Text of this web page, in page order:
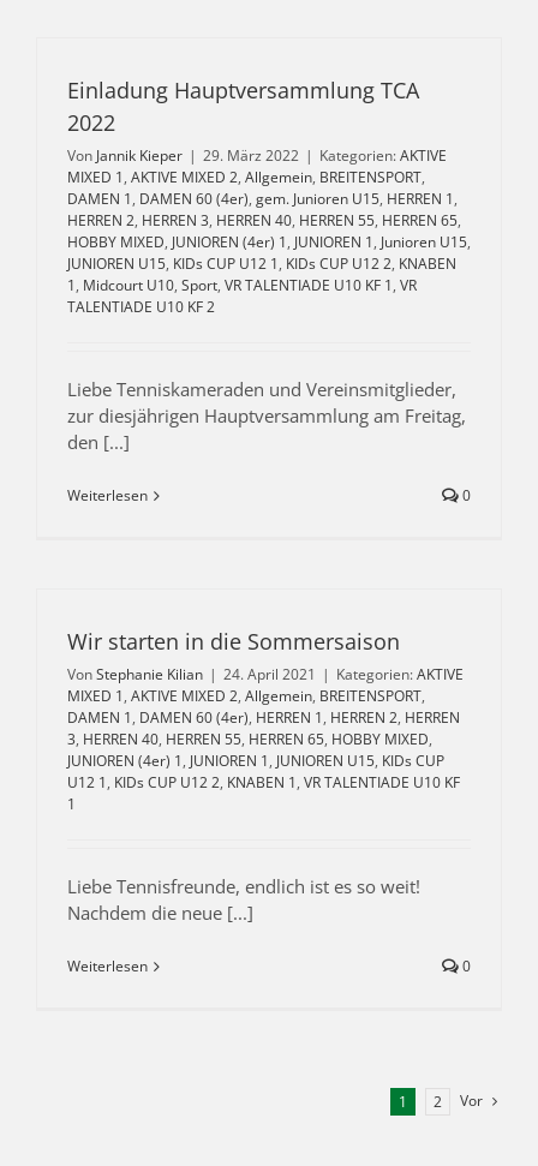
Einladung Hauptversammlung TCA
2022
Von Jannik Kieper | 29. März 2022 | Kategorien:AKTIVE
MIXED 1, AKTIVE MIXED 2, Allgemein, BREITENSPORT,
DAMEN 1, DAMEN 60 (4er), gem. Junioren U15, HERREN 1,
HERREN 2, HERREN 3, HERREN 40, HERREN 55, HERREN 65,
HOBBY MIXED, JUNIOREN (4er) 1, JUNIOREN 1, Junioren U15,
JUNIOREN U15, KIDs CUP U12 1, KIDs CUP U12 2, KNABEN
1, Midcourt U10, Sport, VR TALENTIADE U10 KF 1, VR
TALENTIADE U10 KF 2
Liebe Tenniskameraden und Vereinsmitglieder,
zur diesjährigen Hauptversammlung am Freitag,
den [...]
Weiterlesen 0
Wir starten in die Sommersaison
VonStephanie Kilian | 24. April 2021 | Kategorien:AKTIVE
MIXED 1, AKTIVE MIXED 2, Allgemein, BREITENSPORT,
DAMEN 1, DAMEN 60 (4er), HERREN 1, HERREN 2, HERREN
3, HERREN 40, HERREN 55, HERREN 65, HOBBY MIXED,
JUNIOREN (4er) 1, JUNIOREN 1, JUNIOREN U15, KIDs CUP
U12 1, KIDs CUP U12 2, KNABEN 1, VR TALENTIADE U10 KF
1
Liebe Tennisfreunde, endlich ist es so weit!
Nachdem die neue [...]
Weiterlesen 0
1 2 Vor